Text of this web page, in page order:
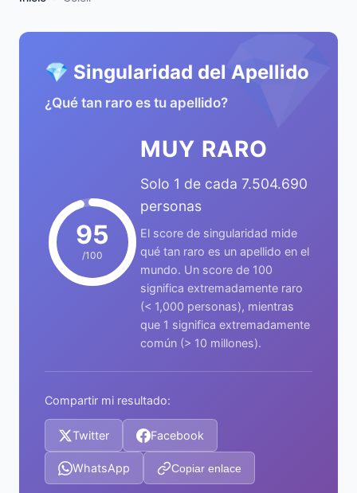
💎
💎 Singularidad del Apellido
¿Qué tan raro es tu apellido?
95
/100
MUY RARO
Solo 1 de cada 7.504.690
personas
El score de singularidad mide
qué tan raro es un apellido en el
mundo. Un score de 100
significa extremadamente raro
(< 1,000 personas), mientras
que 1 significa extremadamente
común (> 10 millones).
Compartir mi resultado:
Twitter Facebook
WhatsApp Copiar enlace